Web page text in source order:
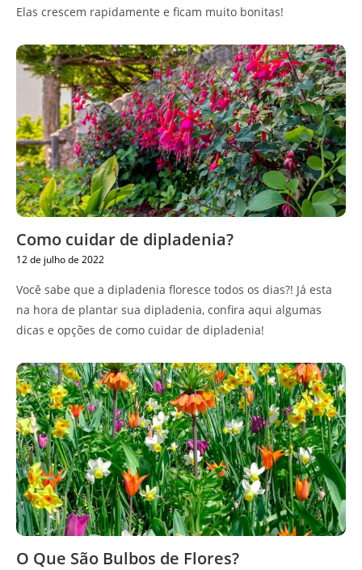
Elas crescem rapidamente e ficam muito bonitas!
Como cuidar de dipladenia?
12 de julho de 2022
Você sabe que a dipladenia floresce todos os dias?! Já esta
na hora de plantar sua dipladenia, confira aqui algumas
dicas e opções de como cuidar de dipladenia!
O Que São Bulbos de Flores?